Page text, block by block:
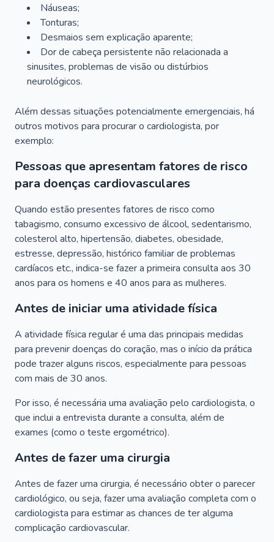
Náuseas;
Tonturas;
Desmaios sem explicação aparente;
Dor de cabeça persistente não relacionada a
sinusites, problemas de visão ou distúrbios
neurológicos.
Além dessas situações potencialmente emergenciais, há
outros motivos para procurar o cardiologista, por
exemplo:
Pessoas que apresentam fatores de risco
para doenças cardiovasculares
Quando estão presentes fatores de risco como
tabagismo, consumo excessivo de álcool, sedentarismo,
colesterol alto, hipertensão, diabetes, obesidade,
estresse, depressão, histórico familiar de problemas
cardíacos etc., indica-se fazer a primeira consulta aos 30
anos para os homens e 40 anos para as mulheres.
Antes de iniciar uma atividade física
A atividade física regular é uma das principais medidas
para prevenir doenças do coração, mas o início da prática
pode trazer alguns riscos, especialmente para pessoas
com mais de 30 anos.
Por isso, é necessária uma avaliação pelo cardiologista, o
que inclui a entrevista durante a consulta, além de
exames (como o teste ergométrico).
Antes de fazer uma cirurgia
Antes de fazer uma cirurgia, é necessário obter o parecer
cardiológico, ou seja, fazer uma avaliação completa com o
cardiologista para estimar as chances de ter alguma
complicação cardiovascular.